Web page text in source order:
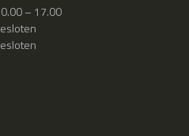
– 17.00